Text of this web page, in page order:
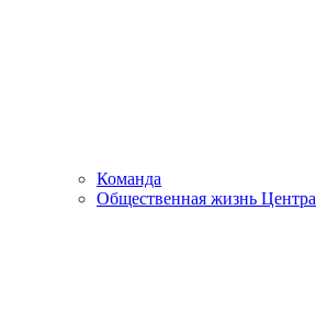
Команда
Общественная жизнь Центра